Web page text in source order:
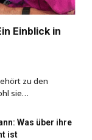
Einblick in
zu den
sie…
Was über ihre
ist